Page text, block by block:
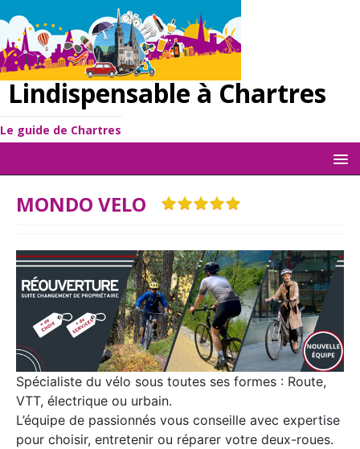
Lindispensable à Chartres
Le guide de Chartres
MONDO VELO
Spécialiste du vélo sous toutes ses formes : Route,
VTT, électrique ou urbain.
L’équipe de passionnés vous conseille avec expertise
pour choisir, entretenir ou réparer votre deux-roues.